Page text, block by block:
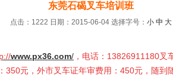
东莞石碣叉车培训班
点击：1222 日期：2015-06-04 选择字号： 小 中 大
www.px36.com/ ，电话：13826911180
元，外市叉车证年审费用：450元，随